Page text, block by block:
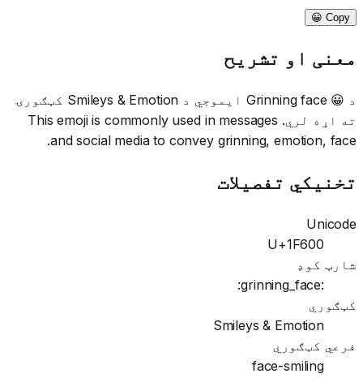
Copy 😀
معنی او تشریح
د 😀 Grinning face ایموجي د Smileys & Emotion کټګورۍ
ته اړه لري. This emoji is commonly used in messages
and social media to convey grinning, emotion, face.
تخنیکي تفصیلات
Unicode
U+1F600
شارټ کوډ
:grinning_face:
کټګوري
Smileys & Emotion
فرعي کټګوري
face-smiling